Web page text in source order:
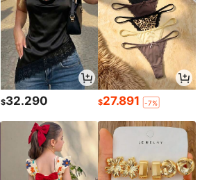
$32.290 $27.891 -7%